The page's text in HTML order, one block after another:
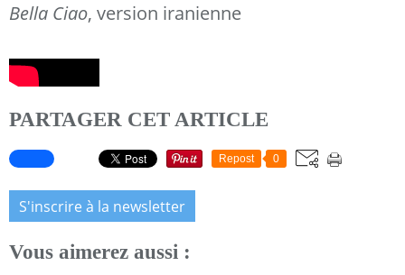
Bella Ciao, version iranienne
PARTAGER CET ARTICLE
Repost 0
S'inscrire à la newsletter
Vous aimerez aussi :